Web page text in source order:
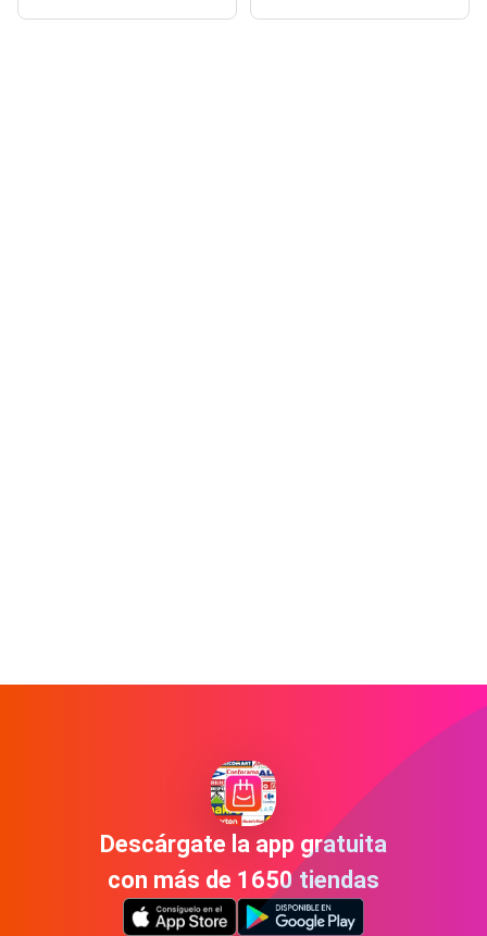
Descárgate la app gratuita
con más de 1650 tiendas